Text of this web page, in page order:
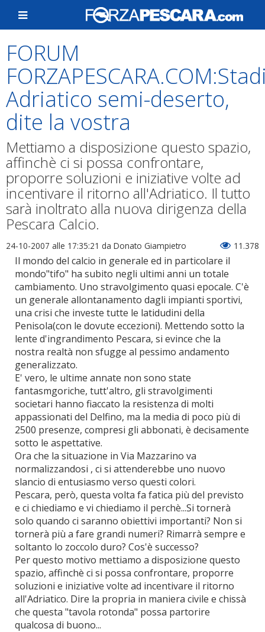
FORUM
Adriatico semi-deserto,
dite la vostra
Mettiamo a disposizione questo spazio,
affinchè ci si possa confrontare,
proporre soluzioni e iniziative volte ad
incentivare il ritorno all'Adriatico. Il tutto
sarà inoltrato alla nuova dirigenza della
Pescara Calcio.
24-10-2007 alle 17:35:21 da Donato Giampietro 11.378
Il mondo del calcio in generale ed in particolare il
mondo"tifo" ha subito negli ultimi anni un totale
cambiamento. Uno stravolgimento quasi epocale. C'è
un generale allontanamento dagli impianti sportivi,
una crisi che investe tutte le latidudini della
Penisola(con le dovute eccezioni). Mettendo sotto la
lente d'ingrandimento Pescara, si evince che la
nostra realtà non sfugge al pessimo andamento
generalizzato.
E' vero, le ultime annate non sono state
fantasmgoriche, tutt'altro, gli stravolgimenti
societari hanno fiaccato la resistenza di molti
appassionati del Delfino, ma la media di poco più di
2500 presenze, compresi gli abbonati, è decisamente
sotto le aspettative.
Ora che la situazione in Via Mazzarino va
normalizzandosi , ci si attenderebbe uno nuovo
slancio di entusiasmo verso questi colori.
Pescara, però, questa volta fa fatica più del previsto
e ci chiediamo e vi chiediamo il perchè...Si tornerà
solo quando ci saranno obiettivi importanti? Non si
tornerà più a fare grandi numeri? Rimarrà sempre e
soltanto lo zoccolo duro? Cos'è successo?
Per questo motivo mettiamo a disposizione questo
spazio, affinchè ci si possa confrontare, proporre
soluzioni e iniziative volte ad incentivare il ritorno
all'Adriatico. Dire la propria in maniera civile e chissà
che questa "tavola rotonda" possa partorire
qualcosa di buono...